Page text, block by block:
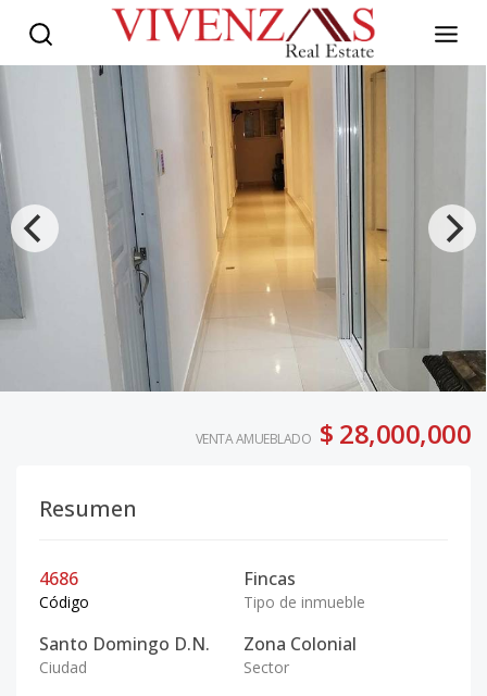
VENTA AMUEBLADO $ 28,000,000
Resumen
4686
Código
Fincas
Tipo de inmueble
Santo Domingo D.N.
Ciudad
Zona Colonial
Sector